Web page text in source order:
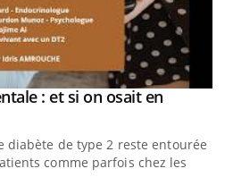
: et si on osait en
diabète de type 2 reste entourée
comme parfois chez les